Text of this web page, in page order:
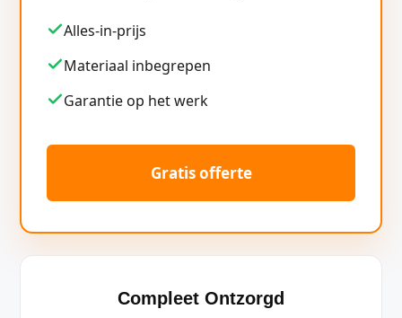
Alles-in-prijs
Materiaal inbegrepen
Garantie op het werk
Gratis offerte
Compleet Ontzorgd